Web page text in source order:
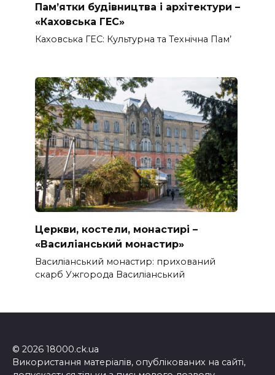
Пам’ятки будівництва і архітектури –
«Каховська ГЕС»
Каховська ГЕС: Культурна та Технічна Пам’
Церкви, костели, монастирі –
«Василіанський монастир»
Василіанський монастир: прихований
скарб Ужгорода Василіанський
© 2026 18000.ck.ua
Використання матеріалів, опублікованих на сайті,